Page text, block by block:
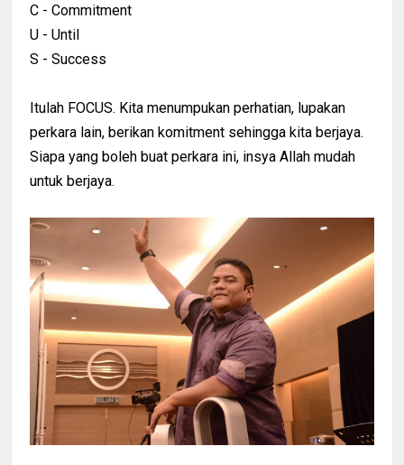
C - Commitment
U - Until
S - Success
Itulah FOCUS. Kita menumpukan perhatian, lupakan
perkara lain, berikan komitment sehingga kita berjaya.
Siapa yang boleh buat perkara ini, insya Allah mudah
untuk berjaya.